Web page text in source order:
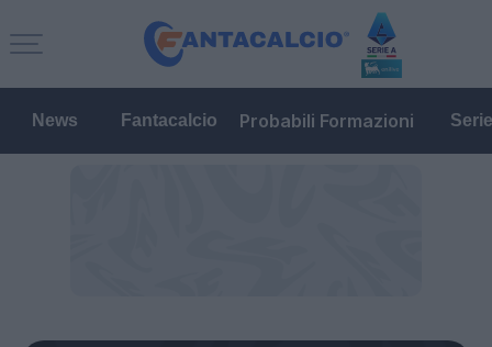
News Fantacalcio Probabili Formazioni